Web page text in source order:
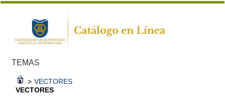
TEMAS
> VECTORES
VECTORES